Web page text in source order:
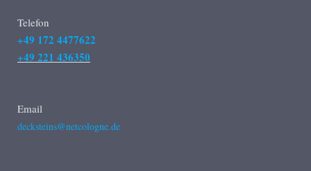
Telefon
+49 172 4477622
+49 221 436350
Email
decksteins@netcologne.de